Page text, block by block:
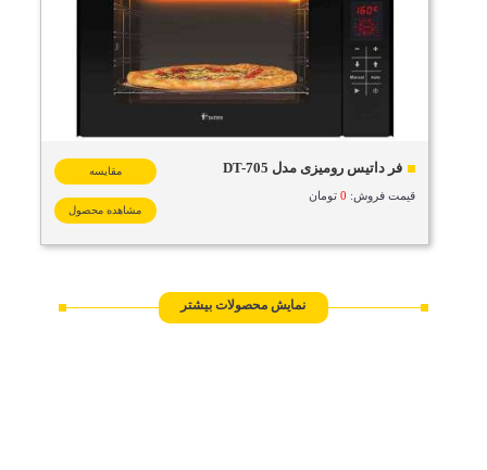
فر داتیس رومیزی مدل DT-705
قیمت فروش: 0تومان
مقایسه
مشاهده محصول
نمایش محصولات بیشتر